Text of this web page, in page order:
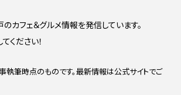
フェ＆グルメ情報を発信しています。
ください！
筆時点のものです。最新情報は公式サイトでご